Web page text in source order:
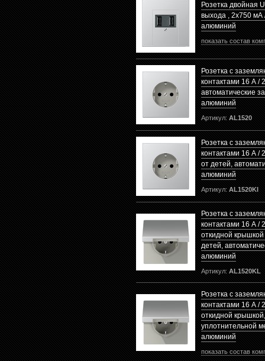
Розетка двойная
выхода , 2х750 мА
алюминий
показать состав
Розетка с
контактами 16 А /
автоматические
алюминий
Артикул: AL1520
Розетка с
контактами 16 А /
от детей,
алюминий
Артикул: AL1520KI
Розетка с
контактами 16 А /
откидной
детей,
алюминий
Артикул: AL1520KL
Розетка с
контактами 16 А /
откидной крышкой,
уплотнительной
алюминий
показать состав